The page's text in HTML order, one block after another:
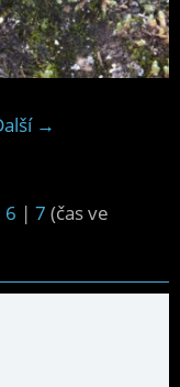
→
6 | 7 (čas ve